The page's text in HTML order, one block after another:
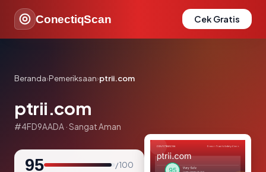
ConectiqScan Cek Gratis
Beranda›Pemeriksaan›ptrii.com
ptrii.com
#4FD9AADA · Sangat Aman
95 / 100